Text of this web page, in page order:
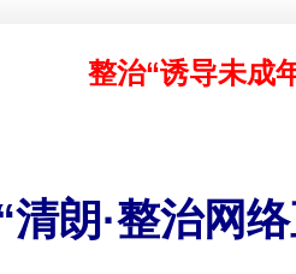
整治“诱导未成
清朗·整治网